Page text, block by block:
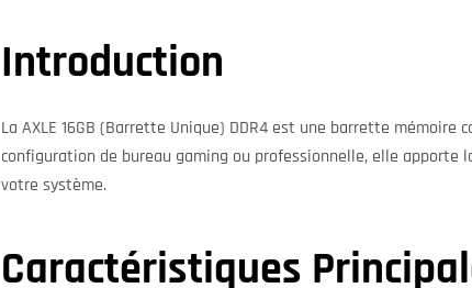
Introduction
La AXLE 16GB (Barrette Unique) DDR4 est une barrette
configuration de bureau gaming ou professionnelle, elle
votre système.
Caractéristiques